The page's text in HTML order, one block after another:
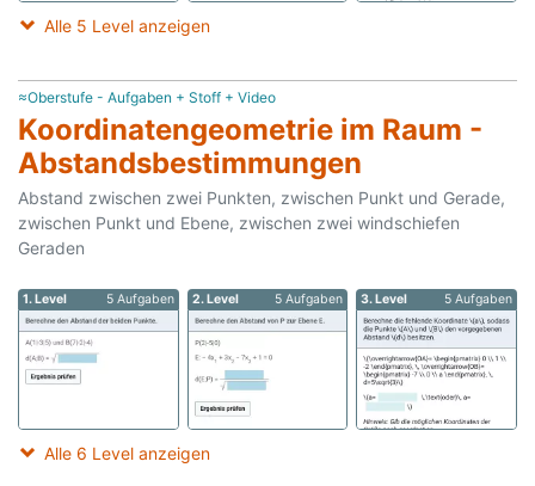
Alle 5 Level anzeigen
≈Oberstufe - Aufgaben + Stoff + Video
Koordinatengeometrie im Raum -
Abstandsbestimmungen
Abstand zwischen zwei Punkten, zwischen Punkt und Gerade,
zwischen Punkt und Ebene, zwischen zwei windschiefen
Geraden
1. Level 5 Aufgaben 2. Level 5 Aufgaben 3. Level 5 Aufgaben
Alle 6 Level anzeigen